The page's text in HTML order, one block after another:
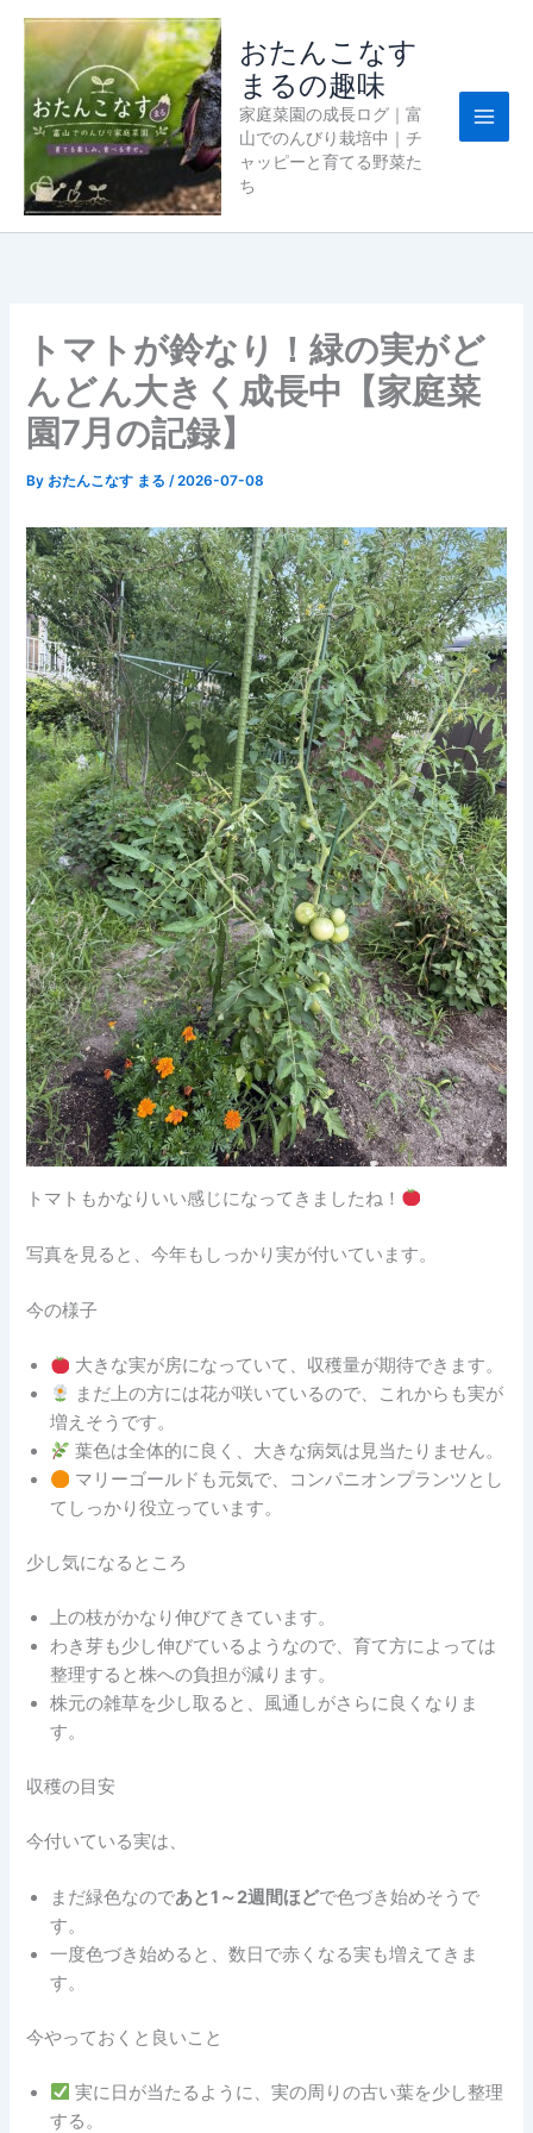
おたんこなす
まるの趣味
家庭菜園の成長ログ｜富
山でのんびり栽培中｜チ
ャッピーと育てる野菜た
ち
トマトが鈴なり！緑の実がど
んどん大きく成長中【家庭菜
園7月の記録】
By おたんこなす まる/2026-07-08
トマトもかなりいい感じになってきましたね！
写真を見ると、今年もしっかり実が付いています。
今の様子
大きな実が房になっていて、収穫量が期待できます。
まだ上の方には花が咲いているので、これからも実が
増えそうです。
葉色は全体的に良く、大きな病気は見当たりません。
マリーゴールドも元気で、コンパニオンプランツとし
てしっかり役立っています。
少し気になるところ
上の枝がかなり伸びてきています。
わき芽も少し伸びているようなので、育て方によっては
整理すると株への負担が減ります。
株元の雑草を少し取ると、風通しがさらに良くなりま
す。
収穫の目安
今付いている実は、
まだ緑色なのであと1～2週間ほどで色づき始めそうで
す。
一度色づき始めると、数日で赤くなる実も増えてきま
す。
今やっておくと良いこと
実に日が当たるように、実の周りの古い葉を少し整理
する。